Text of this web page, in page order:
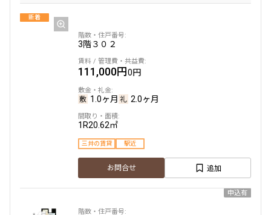
新着
3階３０２
111,000円0円
1.0ヶ月 2.0ヶ月
1R20.62㎡
三井の賃貸 駅近
お問合せ 追加
申込有